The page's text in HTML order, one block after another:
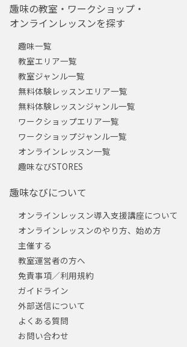
趣味の教室・ワークショップ・
オンラインレッスンを探す
趣味一覧
教室エリア一覧
教室ジャンル一覧
無料体験レッスンエリア一覧
無料体験レッスンジャンル一覧
ワークショップエリア一覧
ワークショップジャンル一覧
オンラインレッスン一覧
趣味なびSTORES
趣味なびについて
オンラインレッスン導入支援講座について
オンラインレッスンのやり方、始め方
主催する
教室運営者の方へ
免責事項／利用規約
ガイドライン
外部送信について
よくある質問
お問い合わせ